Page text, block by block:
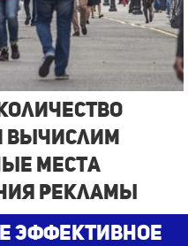
вычислим
места
рекламы
эффективное